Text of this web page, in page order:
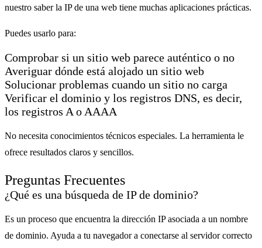
nuestro saber la IP de una web tiene muchas aplicaciones prácticas.
Puedes usarlo para:
Comprobar si un sitio web parece auténtico o no
Averiguar dónde está alojado un sitio web
Solucionar problemas cuando un sitio no carga
Verificar el dominio y los registros DNS, es decir,
los registros A o AAAA
No necesita conocimientos técnicos especiales. La herramienta le
ofrece resultados claros y sencillos.
Preguntas Frecuentes
¿Qué es una búsqueda de IP de dominio?
Es un proceso que encuentra la dirección IP asociada a un nombre
de dominio. Ayuda a tu navegador a conectarse al servidor correcto